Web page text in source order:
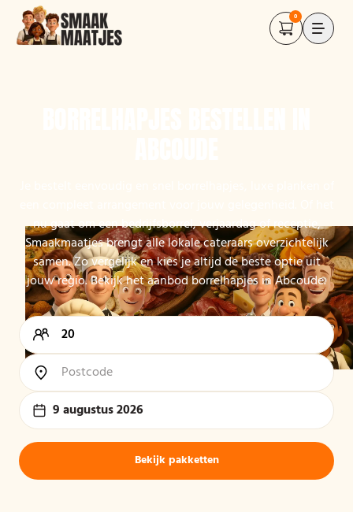
0
nu gaat om een bedrijfsborrel, verjaardag of receptie,
Smaakmaatjes brengt alle lokale cateraars overzichtelijk
samen. Zo vergelijk en kies je altijd de beste optie uit
jouw regio. Bekijk het aanbod borrelhapjes in Abcoude.
9 augustus 2026
Bekijk pakketten